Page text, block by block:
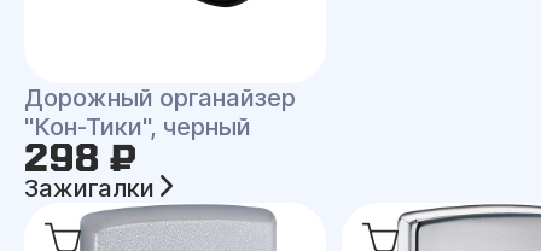
Дорожный органайзер
"Кон-Тики", черный
298 ₽
Зажигалки